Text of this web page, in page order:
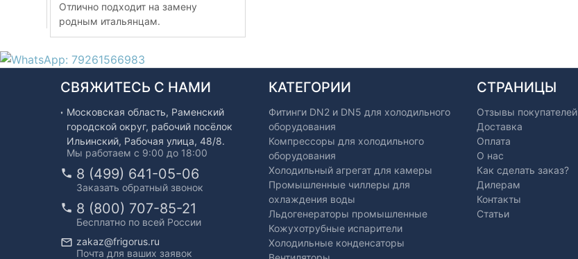
Отлично подходит на замену
родным итальянцам.
СВЯЖИТЕСЬ С НАМИ
Московская область, Раменский
городской округ, рабочий посёлок
Ильинский, Рабочая улица, 48/8.
Мы работаем с 9:00 до 18:00
8 (499) 641-05-06
Заказать обратный звонок
8 (800) 707-85-21
Бесплатно по всей России
zakaz@frigorus.ru
Почта для ваших заявок
КАТЕГОРИИ
Фитинги DN2 и DN5 для холодильного
оборудования
Компрессоры для холодильного
оборудования
Холодильный агрегат для камеры
Промышленные чиллеры для
охлаждения воды
Льдогенераторы промышленные
Кожухотрубные испарители
Холодильные конденсаторы
СТРАНИЦЫ
Отзывы покупателей
Доставка
Оплата
О нас
Как сделать заказ?
Дилерам
Контакты
Статьи